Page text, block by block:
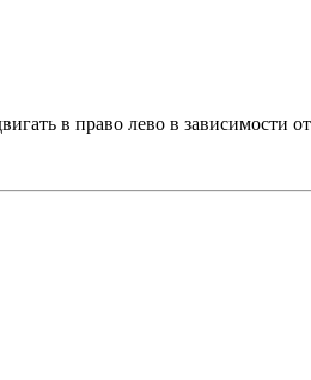
в право лево в зависимости